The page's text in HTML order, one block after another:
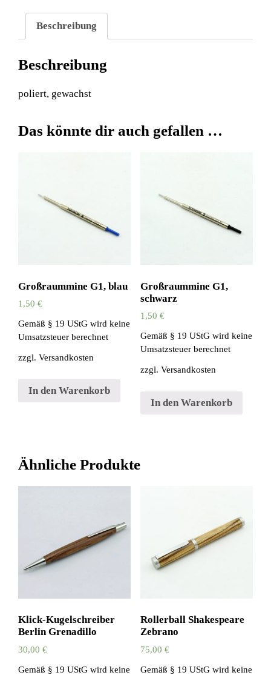
Beschreibung
Beschreibung
poliert, gewachst
Das könnte dir auch gefallen …
Großraummine G1, blau
1,50 €
Gemäß § 19 UStG wird keine
Umsatzsteuer berechnet
zzgl. Versandkosten
In den Warenkorb
Großraummine G1,
schwarz
1,50 €
Gemäß § 19 UStG wird keine
Umsatzsteuer berechnet
zzgl. Versandkosten
In den Warenkorb
Ähnliche Produkte
Klick-Kugelschreiber
Berlin Grenadillo
30,00 €
Gemäß § 19 UStG wird keine
Rollerball Shakespeare
Zebrano
75,00 €
Gemäß § 19 UStG wird keine